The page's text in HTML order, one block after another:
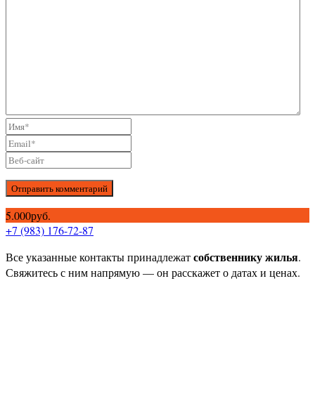
Отправить комментарий
5.000руб.
+7 (983) 176-72-87
Все указанные контакты принадлежатсобственнику жилья.
Свяжитесь с ним напрямую — он расскажет о датах и ценах.